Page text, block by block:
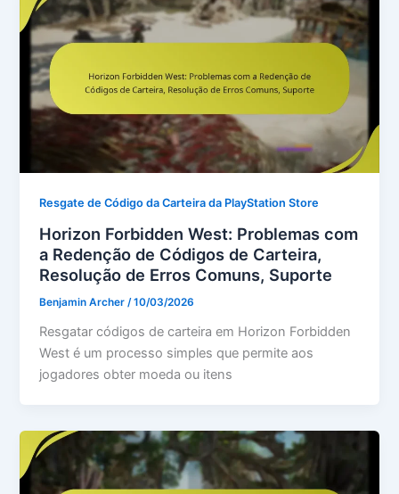
Resgate de Código da Carteira da PlayStation Store
Horizon Forbidden West: Problemas com
a Redenção de Códigos de Carteira,
Resolução de Erros Comuns, Suporte
Benjamin Archer/10/03/2026
Resgatar códigos de carteira em Horizon Forbidden
West é um processo simples que permite aos
jogadores obter moeda ou itens